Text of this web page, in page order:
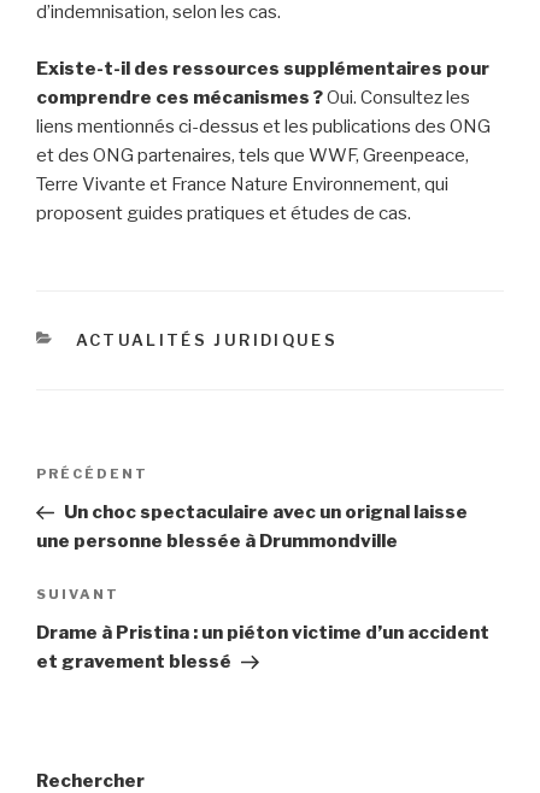
d’indemnisation, selon les cas.
Existe-t-il des ressources supplémentaires pour
comprendre ces mécanismes ?Oui. Consultez les
liens mentionnés ci-dessus et les publications des ONG
et des ONG partenaires, tels que WWF, Greenpeace,
Terre Vivante et France Nature Environnement, qui
proposent guides pratiques et études de cas.
CATÉGORIES
ACTUALITÉS JURIDIQUES
Navigation
l’article
Article
précédent
PRÉCÉDENT
Un choc spectaculaire avec un orignal laisse
une personne blessée à Drummondville
Article
suivant
SUIVANT
Drame à Pristina : un piéton victime d’un accident
et gravement blessé
Rechercher